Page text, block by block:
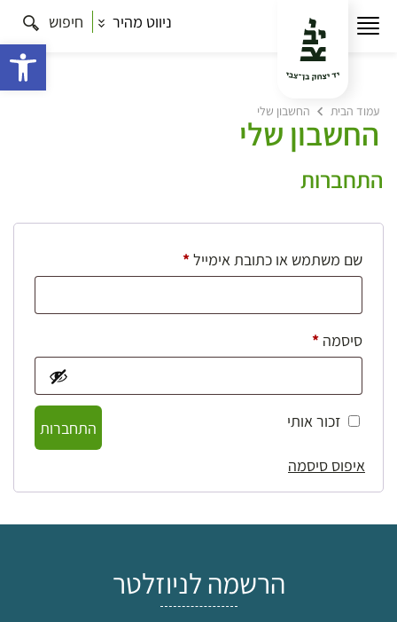
ניווט מהיר חיפוש
עמוד הבית החשבון שלי
החשבון שלי
התחברות
שם משתמש או כתובת אימייל*חובה
סיסמה *חובה
זכור אותי
התחברות
איפוס סיסמה
הרשמה לניוזלטר